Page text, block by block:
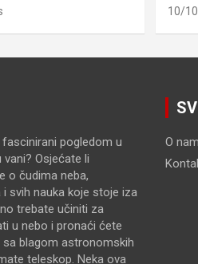
10/
pogledom u
Osjećate li
o čudima neba,
svih nauka koje stoje iza
trebate učiniti za
u nebo i pronaći ćete
sa blagom astronomskih
teleskop. Neka ova
O